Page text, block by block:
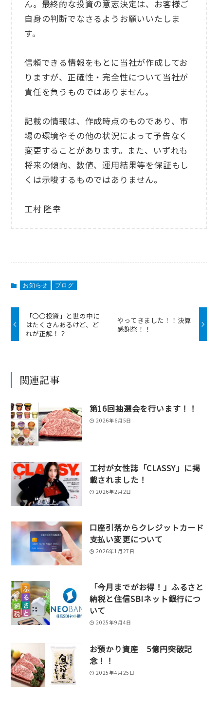
ん。最終的な投資の意志決定は、お客様ご
自身の判断でなさるようお願いいたしま
す。
信頼できる情報をもとに当社が作成してお
りますが、正確性・完全性について当社が
責任を負うものではありません。
記載の情報は、作成時点のものであり、市
場の環境やその他の状況によって予告なく
変更することがあります。また、いずれも
将来の傾向、数値、運用結果等を保証もし
くは示唆するものではありません。
工村 隆幸
お知らせ ブログ
「〇〇投資」と世の中に
はたくさんあるけど、ど
れが正解！？
やってきました！！決算
感謝祭！！
関連記事
第16回抽選会を行います！！
2026年6月5日
工村が女性誌「CLASSY」に掲
載されました！
2026年2月2日
口座引落からクレジットカード
支払い変更について
2026年1月27日
「今月までがお得！」ふるさと
納税と住信SBIネット銀行につ
いて
2025年9月4日
お預かり資産 5億円突破記
念！！
2025年4月25日